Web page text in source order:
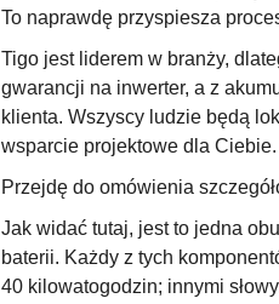
To naprawdę przyspiesza
Tigo jest liderem w branży,
gwarancji na inwerter, a z
klienta. Wszyscy ludzie będą
wsparcie projektowe dla Ciebie.
Przejdę do omówienia
Jak widać tutaj, jest to jedna
baterii. Każdy z tych
40 kilowatogodzin; innymi